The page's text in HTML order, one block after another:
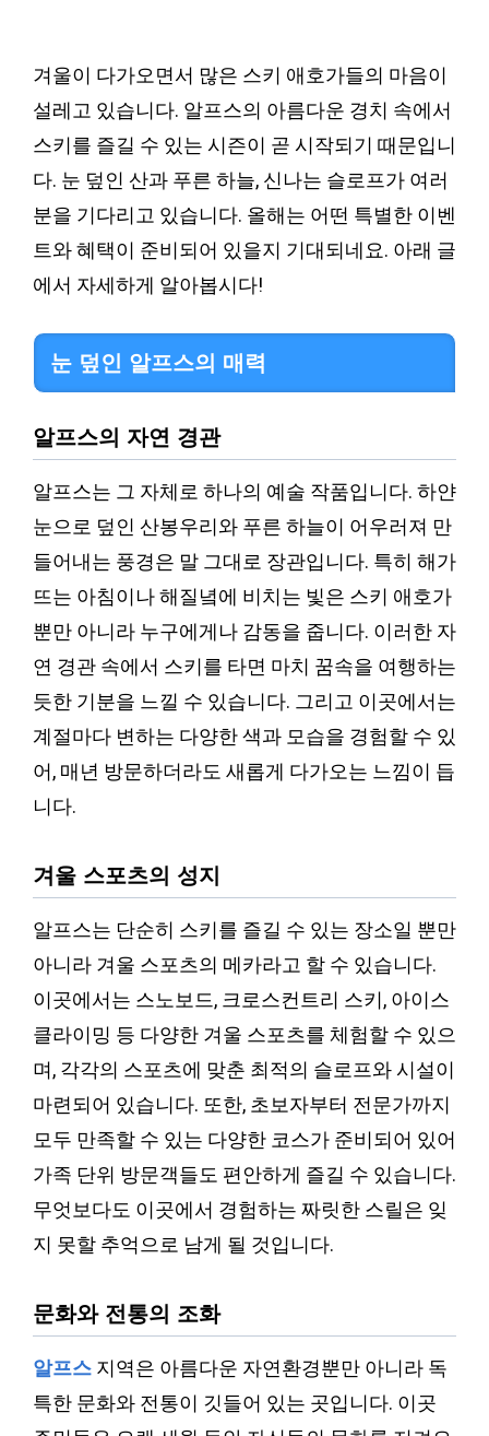
겨울이 다가오면서 많은 스키 애호가들의 마음이
설레고 있습니다. 알프스의 아름다운 경치 속에서
스키를 즐길 수 있는 시즌이 곧 시작되기 때문입니
다. 눈 덮인 산과 푸른 하늘, 신나는 슬로프가 여러
분을 기다리고 있습니다. 올해는 어떤 특별한 이벤
트와 혜택이 준비되어 있을지 기대되네요. 아래 글
에서 자세하게 알아봅시다!
눈 덮인 알프스의 매력
알프스의 자연 경관
알프스는 그 자체로 하나의 예술 작품입니다. 하얀
눈으로 덮인 산봉우리와 푸른 하늘이 어우러져 만
들어내는 풍경은 말 그대로 장관입니다. 특히 해가
뜨는 아침이나 해질녘에 비치는 빛은 스키 애호가
뿐만 아니라 누구에게나 감동을 줍니다. 이러한 자
연 경관 속에서 스키를 타면 마치 꿈속을 여행하는
듯한 기분을 느낄 수 있습니다. 그리고 이곳에서는
계절마다 변하는 다양한 색과 모습을 경험할 수 있
어, 매년 방문하더라도 새롭게 다가오는 느낌이 듭
니다.
겨울 스포츠의 성지
알프스는 단순히 스키를 즐길 수 있는 장소일 뿐만
아니라 겨울 스포츠의 메카라고 할 수 있습니다.
이곳에서는 스노보드, 크로스컨트리 스키, 아이스
클라이밍 등 다양한 겨울 스포츠를 체험할 수 있으
며, 각각의 스포츠에 맞춘 최적의 슬로프와 시설이
마련되어 있습니다. 또한, 초보자부터 전문가까지
모두 만족할 수 있는 다양한 코스가 준비되어 있어
가족 단위 방문객들도 편안하게 즐길 수 있습니다.
무엇보다도 이곳에서 경험하는 짜릿한 스릴은 잊
지 못할 추억으로 남게 될 것입니다.
문화와 전통의 조화
알프스 지역은 아름다운 자연환경뿐만 아니라 독
특한 문화와 전통이 깃들어 있는 곳입니다. 이곳